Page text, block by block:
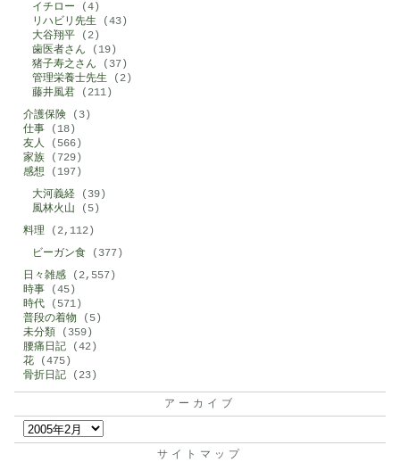
イチロー (4)
リハビリ先生 (43)
大谷翔平 (2)
歯医者さん (19)
猪子寿之さん (37)
管理栄養士先生 (2)
藤井風君 (211)
介護保険 (3)
仕事 (18)
友人 (566)
家族 (729)
感想 (197)
大河義経 (39)
風林火山 (5)
料理 (2,112)
ビーガン食 (377)
日々雑感 (2,557)
時事 (45)
時代 (571)
普段の着物 (5)
未分類 (359)
腰痛日記 (42)
花 (475)
骨折日記 (23)
アーカイブ
サイトマップ